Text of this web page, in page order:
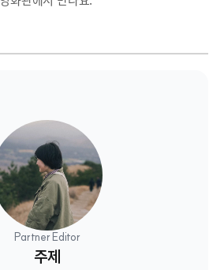
Partner Editor
주제